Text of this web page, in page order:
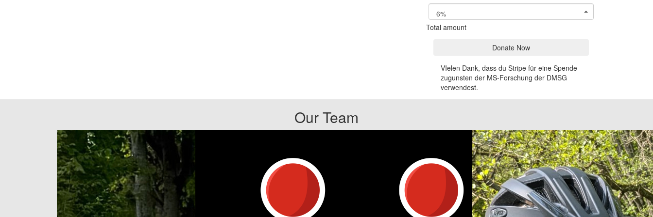
6%
Total amount
Donate Now
VIelen Dank, dass du Stripe für eine Spende
zugunsten der MS-Forschung der DMSG
verwendest.
Our Team